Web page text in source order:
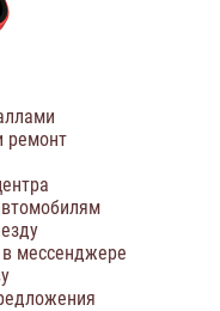
ремонт
мессенджере